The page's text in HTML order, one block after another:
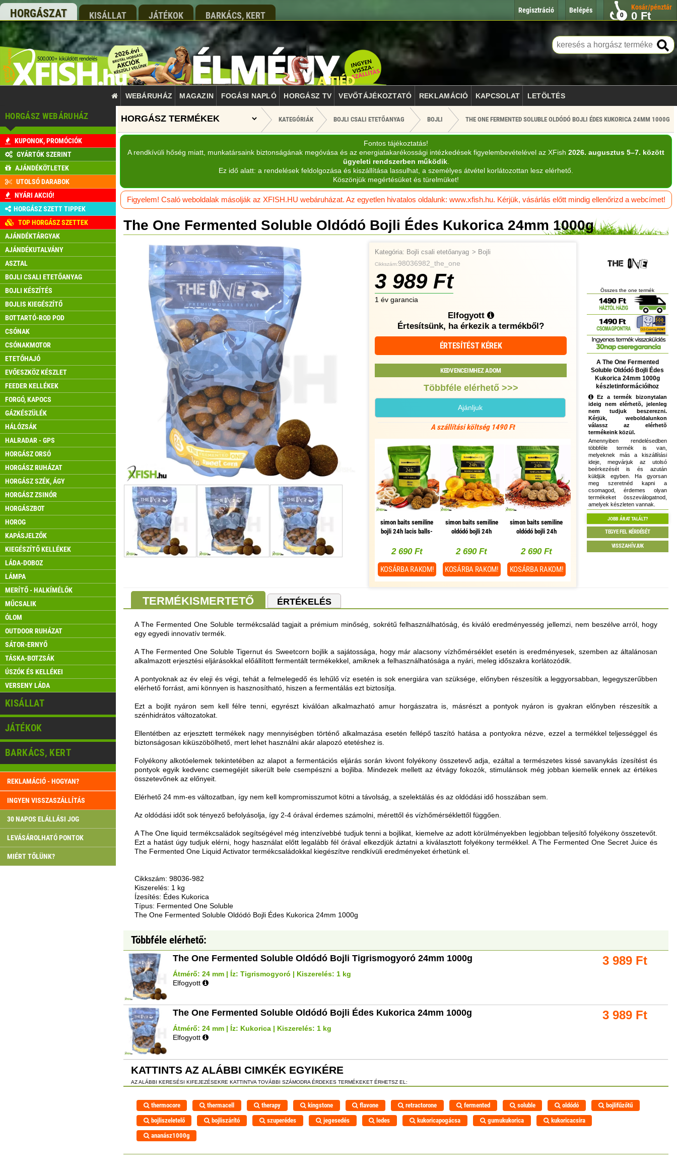
HORGÁSZAT KISÁLLAT JÁTÉKOK BARKÁCS, KERT 0
Kosár/pénztár
0 Ft
Belépés
Regisztráció
WEBÁRUHÁZ MAGAZIN FOGÁSI NAPLÓ HORGÁSZ TV VEVŐTÁJÉKOZTATÓ REKLAMÁCIÓ KAPCSOLAT LETÖLTÉS
HORGÁSZ WEBÁRUHÁZ
KUPONOK, PROMÓCIÓK
GYÁRTÓK SZERINT
AJÁNDÉKÖTLETEK
UTOLSÓ DARABOK
NYÁRI AKCIÓ!
HORGÁSZ SZETT TIPPEK
TOP HORGÁSZ SZETTEK
AJÁNDÉKTÁRGYAK
AJÁNDÉKUTALVÁNY
ASZTAL
BOJLI CSALI ETETŐANYAG
BOJLI KÉSZÍTÉS
BOJLIS KIEGÉSZÍTŐ
BOTTARTÓ-ROD POD
CSÓNAK
CSÓNAKMOTOR
ETETŐHAJÓ
EVŐESZKÖZ KÉSZLET
FEEDER KELLÉKEK
FORGÓ, KAPOCS
GÁZKÉSZÜLÉK
HÁLÓZSÁK
HALRADAR - GPS
HORGÁSZ ORSÓ
HORGÁSZ RUHÁZAT
HORGÁSZ SZÉK, ÁGY
HORGÁSZ ZSINÓR
HORGÁSZBOT
HOROG
KAPÁSJELZŐK
KIEGÉSZÍTŐ KELLÉKEK
LÁDA-DOBOZ
LÁMPA
MERÍTŐ - HALKÍMÉLŐK
MŰCSALIK
ÓLOM
OUTDOOR RUHÁZAT
SÁTOR-ERNYŐ
TÁSKA-BOTZSÁK
ÚSZÓK ÉS KELLÉKEI
VERSENY LÁDA
KISÁLLAT
JÁTÉKOK
BARKÁCS, KERT
REKLAMÁCIÓ - HOGYAN?
INGYEN VISSZASZÁLLÍTÁS
30 NAPOS ELÁLLÁSI JOG
LEVÁSÁROLHATÓ PONTOK
MIÉRT TŐLÜNK?
KATEGÓRIÁK BOJLI CSALI ETETŐANYAG BOJLI THE ONE FERMENTED SOLUBLE OLDÓDÓ BOJLI ÉDES KUKORICA 24MM 1000G
Fontos tájékoztatás!
A rendkívüli hőség miatt, munkatársaink biztonságának megóvása és az energiatakarékossági intézkedések figyelembevételével az XFish 2026. augusztus 5–7. között
ügyeleti rendszerben működik.
Ez idő alatt: a rendelések feldolgozása és kiszállítása lassulhat, a személyes átvétel korlátozottan lesz elérhető.
Köszönjük megértésüket és türelmüket!
Figyelem! Csaló weboldalak másolják az XFISH.HU webáruházat. Az egyetlen hivatalos oldalunk: www.xfish.hu. Kérjük, vásárlás előtt mindig ellenőrizd a webcímet!
The One Fermented Soluble Oldódó Bojli Édes Kukorica 24mm 1000g
Kategória: Bojli csali etetőanyag > Bojli
Cikkszám:98036982_the_one
3 989 Ft
1 év garancia
Elfogyott
Értesítsünk, ha érkezik a termékből?
ÉRTESÍTÉST KÉREK
KEDVENCEIMHEZ ADOM
Többféle elérhető >>>
Ajánljuk
A szállítási költség 1490 Ft
simon baits semiline
bojli 24h lacis balls-
20 mm 800 g
2 690 Ft
KOSÁRBA RAKOM!
simon baits semiline
oldódó bojli 24h
- keleti fűszer 20 mm
2 690 Ft
KOSÁRBA RAKOM!
simon baits semiline
oldódó bojli 24h
rák 20 mm 800 g
2 690 Ft
KOSÁRBA RAKOM!
Összes the one termék
A The One Fermented
Soluble Oldódó Bojli Édes
Kukorica 24mm 1000g
készletinformációihoz
Ez a termék bizonytalan
ideig nem elérhetõ, jelenleg
nem tudjuk beszerezni.
Kérjük, weboldalunkon
válassz az elérhetõ
termékeink közül.
Amennyiben rendelésedben
többféle termék is van,
melyeknek más a kiszállítási
ideje, megvárjuk az utolsó
beérkezését is és azután
küldjük egyben. Ha gyorsan
meg szeretnéd kapni a
csomagod, érdemes olyan
termékeket összeválogatnod,
amelyek készleten vannak.
JOBB ÁRAT TALÁLT?
TEGYE FEL KÉRDÉSÉT
VISSZAHÍVJUK
TERMÉKISMERTETŐ ÉRTÉKELÉS
A The Fermented One Soluble termékcsalád tagjait a prémium minőség, sokrétű felhasználhatóság, és kiváló eredményesség jellemzi, nem beszélve arról, hogy
egy egyedi innovatív termék.
A The Fermented One Soluble Tigernut és Sweetcorn bojlik a sajátossága, hogy már alacsony vízhőmérséklet esetén is eredményesek, szemben az általánosan
alkalmazott erjesztési eljárásokkal előállított fermentált termékekkel, amiknek a felhasználhatósága a nyári, meleg időszakra korlátozódik.
A pontyoknak az év eleji és végi, tehát a felmelegedő és lehűlő víz esetén is sok energiára van szüksége, előnyben részesítik a leggyorsabban, legegyszerűbben
elérhető forrást, ami könnyen is hasznosítható, hiszen a fermentálás ezt biztosítja.
Ezt a bojlit nyáron sem kell félre tenni, egyrészt kiválóan alkalmazható amur horgászatra is, másrészt a pontyok nyáron is gyakran előnyben részesítik a
szénhidrátos változatokat.
Ellentétben az erjesztett termékek nagy mennyiségben történő alkalmazása esetén fellépő taszító hatása a pontyokra nézve, ezzel a termékkel teljességgel és
biztonságosan kiküszöbölhető, mert lehet használni akár alapozó etetéshez is.
Folyékony alkotóelemek tekintetében az alapot a fermentációs eljárás során kivont folyékony összetevő adja, ezáltal a természetes kissé savanykás ízesítést és
pontyok egyik kedvenc csemegéjét sikerült bele csempészni a bojliba. Mindezek mellett az étvágy fokozók, stimulánsok még jobban kiemelik ennek az értékes
összetevőnek az előnyeit.
Elérhető 24 mm-es változatban, így nem kell kompromisszumot kötni a távolság, a szelektálás és az oldódási idő hosszában sem.
Az oldódási időt sok tényező befolyásolja, így 2-4 órával érdemes számolni, mérettől és vízhőmérséklettől függően.
A The One liquid termékcsaládok segítségével még intenzívebbé tudjuk tenni a bojlikat, kiemelve az adott körülményekben legjobban teljesítő folyékony összetevőt.
Ezt a hatást úgy tudjuk elérni, hogy használat előtt legalább fél órával elkezdjük áztatni a kiválasztott folyékony termékkel. A The Fermented One Secret Juice és
The Fermented One Liquid Activator termékcsaládokkal kiegészítve rendkívüli eredményeket érhetünk el.
Cikkszám: 98036-982
Kiszerelés: 1 kg
Ízesítés: Édes Kukorica
Típus: Fermented One Soluble
The One Fermented Soluble Oldódó Bojli Édes Kukorica 24mm 1000g
Többféle elérhető:
The One Fermented Soluble Oldódó Bojli Tigrismogyoró 24mm 1000g
Átmérő: 24 mm | Íz: Tigrismogyoró | Kiszerelés: 1 kg
Elfogyott
3 989 Ft
The One Fermented Soluble Oldódó Bojli Édes Kukorica 24mm 1000g
Átmérő: 24 mm | Íz: Kukorica | Kiszerelés: 1 kg
Elfogyott
3 989 Ft
KATTINTS AZ ALÁBBI CIMKÉK EGYIKÉRE
AZ ALÁBBI KERESÉSI KIFEJEZÉSEKRE KATTINTVA TOVÁBBI SZÁMODRA ÉRDEKES TERMÉKEKET ÉRHETSZ EL:
thermocore thermacell therapy kingstone flavone retractorone fermented soluble oldódó
bojlifűzőtű
bojliszeletelő
bojliszárító szuperédes jegesedés ledes kukoricapogácsa gumukukorica
kukoricacsira
ananász1000g